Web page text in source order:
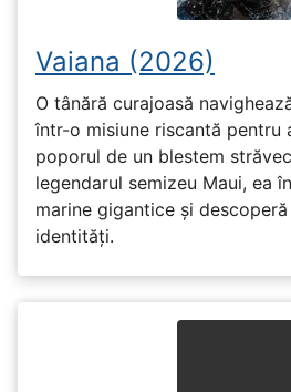
Vaiana (2026)
O tânără curajoasă
într-o misiune riscantă pentru
poporul de un blestem
legendarul semizeu Maui, ea
marine gigantice și
identități.